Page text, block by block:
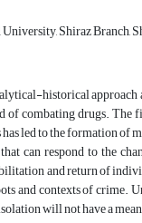
Shiraz Branch,
historical
combating drugs.
led to the formation
can respond to the
and return of
and contexts of crime.
will not have a